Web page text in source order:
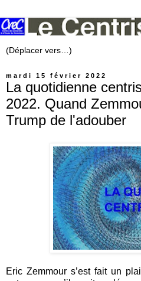
mardi 15 février 2022
La quotidienne
2022. Quand
Trump de l'adouber
Eric Zemmour s’est fait un